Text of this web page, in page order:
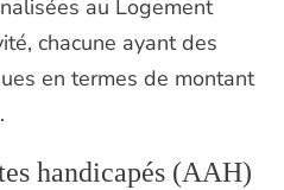
au Logement
chacune ayant des
en termes de montant
handicapés (AAH)